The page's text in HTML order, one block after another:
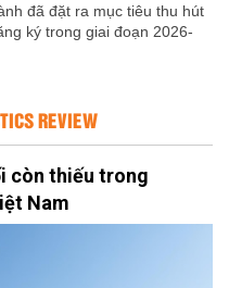
đã đặt ra mục tiêu thu hút
ký trong giai đoạn 2026-
REVIEW
còn thiếu trong
Nam